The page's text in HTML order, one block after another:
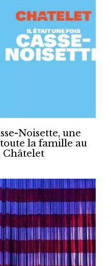
Noisette, une
la famille au
Châtelet